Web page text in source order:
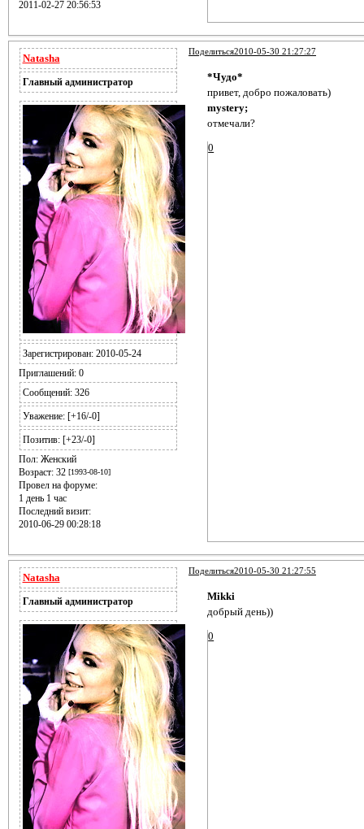
2011-02-27 20:56:53
Поделиться2010-05-30 21:27:27
Natasha
Главный администратор
Зарегистрирован: 2010-05-24
Приглашений:0
Сообщений:326
Уважение: [+16/-0]
Позитив:
[+23/-0]
Пол:Женский
Возраст:32 [1993-08-10]
Провел на форуме:
1 день 1 час
Последний визит:
2010-06-29 00:28:18
*Чудо*
привет, добро пожаловать)
mystery;
отмечали?
0
Поделиться2010-05-30 21:27:55
Natasha
Главный администратор
Mikki
добрый день))
0